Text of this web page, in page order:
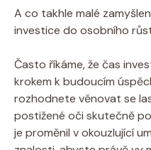
A co takhle malé
investice do osobního
Často říkáme, že čas
krokem k budoucím
rozhodnete věnovat se
postižené oči skutečně
je proměnil v okouzlující